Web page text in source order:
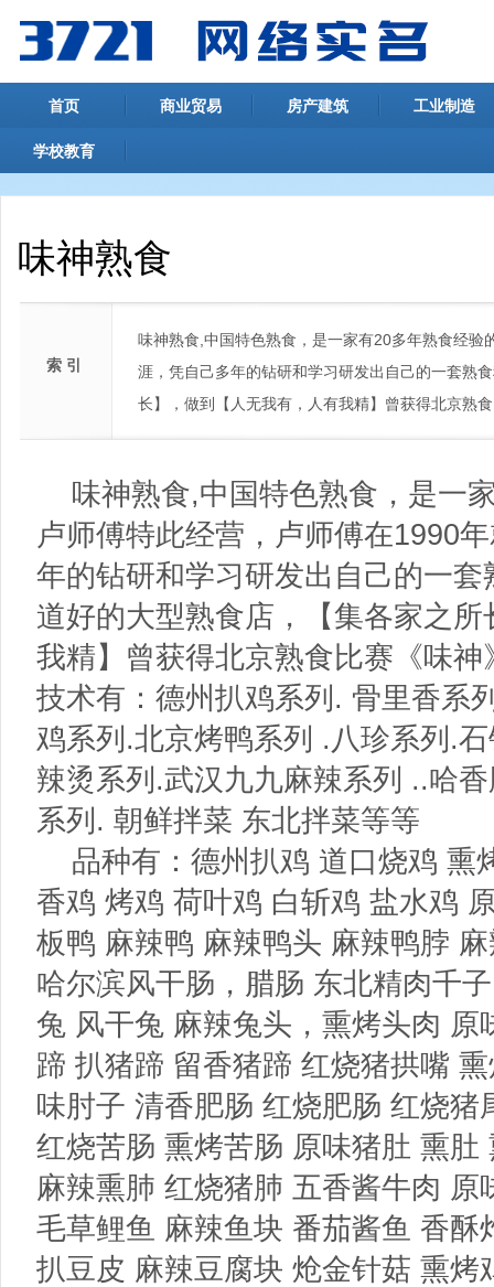
首页 商业贸易 房产建筑 工业制造
学校教育
味神熟食
索 引
味神熟食,中国特色熟食，是一家有20多年熟食经
涯，凭自己多年的钻研和学习研发出自己的一套熟
长】，做到【人无我有，人有我精】曾获得北京熟
味神熟食,中国特色熟食，是一
卢师傅特此经营，卢师傅在1990
年的钻研和学习研发出自己的一
道好的大型熟食店，【集各家之
我精】曾获得北京熟食比赛《味神
技术有：德州扒鸡系列. 骨里香系
鸡系列.北京烤鸭系列 .八珍系列.
辣烫系列.武汉九九麻辣系列 ..哈
系列. 朝鲜拌菜 东北拌菜等等
品种有：德州扒鸡 道口烧鸡 熏
香鸡 烤鸡 荷叶鸡 白斩鸡 盐水鸡
板鸭 麻辣鸭 麻辣鸭头 麻辣鸭脖
哈尔滨风干肠，腊肠 东北精肉千
兔 风干兔 麻辣兔头，熏烤头肉
蹄 扒猪蹄 留香猪蹄 红烧猪拱嘴
味肘子 清香肥肠 红烧肥肠 红烧
红烧苦肠 熏烤苦肠 原味猪肚 熏
麻辣熏肺 红烧猪肺 五香酱牛肉
毛草鲤鱼 麻辣鱼块 番茄酱鱼 香
扒豆皮 麻辣豆腐块 炝金针菇 熏